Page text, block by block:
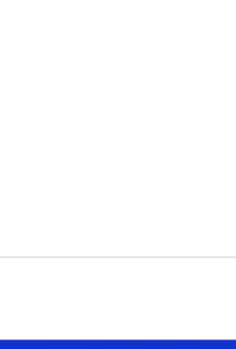
se procesan sus
sociales, publicidad y
nuestros
SÍGUENOS EN